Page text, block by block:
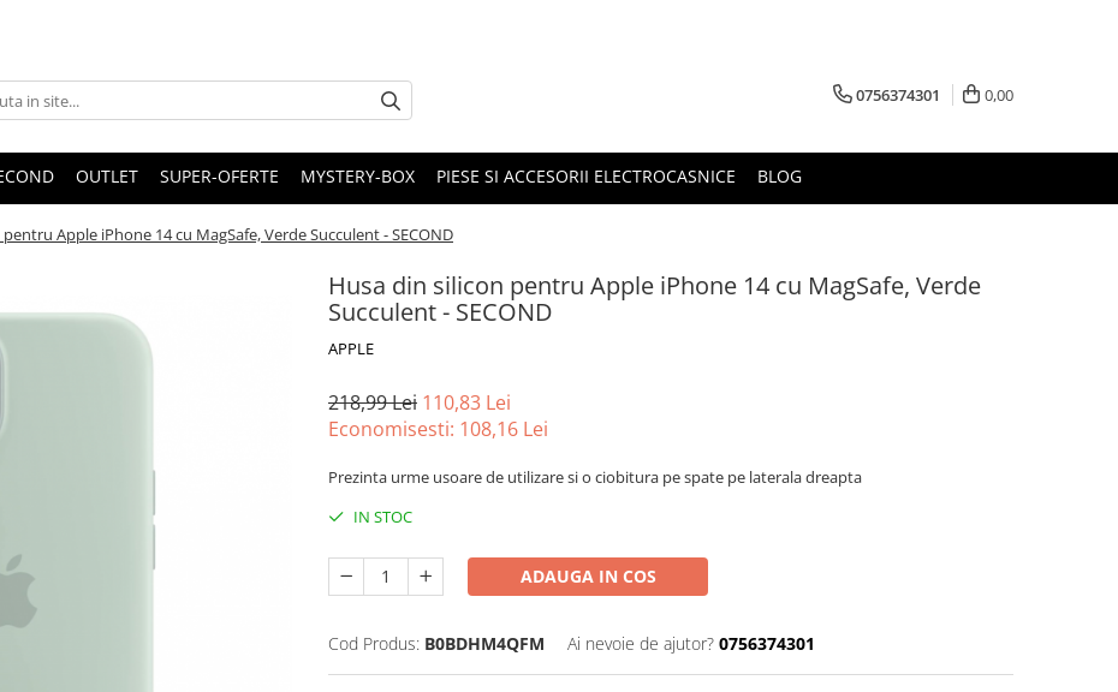
0756374301 0,00
OUTLET SUPER-OFERTE MYSTERY-BOX PIESE SI ACCESORII ELECTROCASNICE BLOG
Apple iPhone 14 cu MagSafe, Verde Succulent​​​​​ - SECOND
Husa din silicon pentru Apple iPhone 14 cu MagSafe, Verde
Succulent​​​​​ - SECOND
APPLE
218,99 Lei 110,83 Lei
Economisesti: 108,16 Lei
Prezinta urme usoare de utilizare si o ciobitura pe spate pe laterala dreapta
IN STOC
ADAUGA IN COS
Cod Produs: B0BDHM4QFM Ai nevoie de ajutor? 0756374301